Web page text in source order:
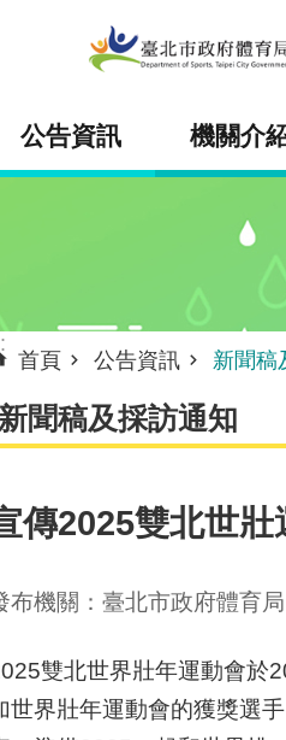
公告資訊 機關介
首頁 公告資訊 新聞稿
新聞稿及採訪通知
傳2025雙北世
布機關：臺北市政府體育局
雙北世界壯年運動會於
世界壯年運動會的獲獎選